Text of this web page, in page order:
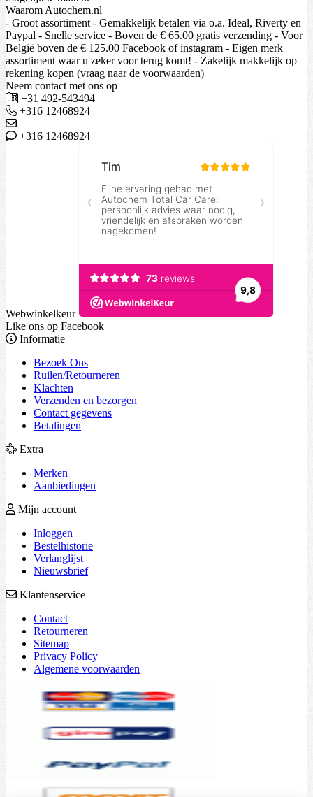
Waarom Autochem.nl
- Groot assortiment - Gemakkelijk betalen via o.a. Ideal, Riverty en
Paypal - Snelle service - Boven de € 65.00 gratis verzending - Voor
België boven de € 125.00 Facebook of instagram - Eigen merk
assortiment waar u zeker voor terug komt! - Zakelijk makkelijk op
rekening kopen (vraag naar de voorwaarden)
Neem contact met ons op
+31 492-543494
+316 12468924
+316 12468924
Webwinkelkeur
Like ons op Facebook
Informatie
Bezoek Ons
Ruilen/Retourneren
Klachten
Verzenden en bezorgen
Contact gegevens
Betalingen
Extra
Merken
Aanbiedingen
Mijn account
Inloggen
Bestelhistorie
Verlanglijst
Nieuwsbrief
Klantenservice
Contact
Retourneren
Sitemap
Privacy Policy
Algemene voorwaarden